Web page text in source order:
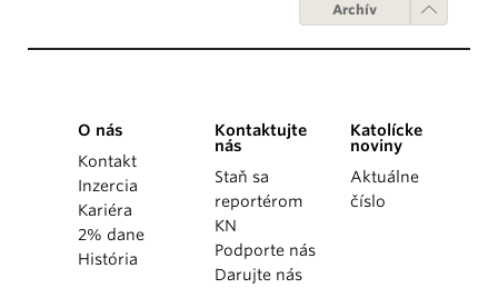
Archív
O nás
Kontakt
Inzercia
Kariéra
2% dane
História
Kontaktujte
nás
Staň sa
reportérom
KN
Podporte nás
Darujte nás
Katolícke
noviny
Aktuálne
číslo